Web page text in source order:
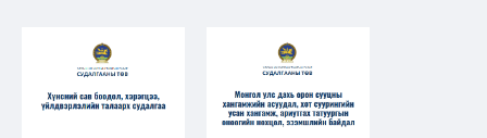
нөлөөлөл, эерэг
сөрөг үр дагаврын
тооцоолол